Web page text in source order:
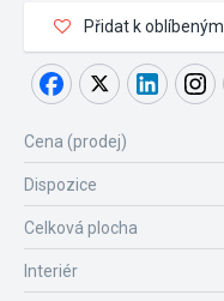
Přidat k oblíbeným
Cena (prodej)
Dispozice
Celková plocha
Interiér